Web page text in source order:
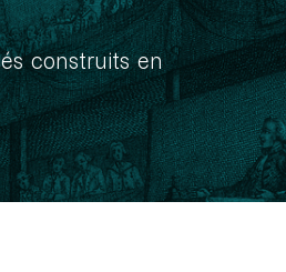
construits en